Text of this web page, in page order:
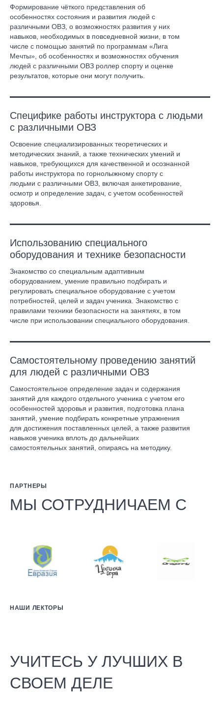
Формирование чёткого представления об
особенностях состояния и развития людей с
различными ОВЗ, о возможностях развития у них
навыков, необходимых в повседневной жизни, в том
числе с помощью занятий по программам «Лига
Мечты», об особенностях и возможностях обучения
людей с различными ОВЗ роллер спорту и оценке
результатов, которые они могут получить.
Специфике работы инструктора с людьми
с различными ОВЗ
Освоение специализированных теоретических и
методических знаний, а также технических умений и
навыков, требующихся для качественной и осознанной
работы инструктора по горнолыжному спорту с
людьми с различными ОВЗ, включая анкетирование,
осмотр и определение задач, с учетом особенностей
здоровья.
Использованию специального
оборудования и технике безопасности
Знакомство со специальным адаптивным
оборудованием, умение правильно подбирать и
регулировать специальное оборудование с учетом
потребностей, целей и задач ученика. Знакомство с
правилами техники безопасности на занятиях, в том
числе при использовании специального оборудования.
Самостоятельному проведению занятий
для людей с различными ОВЗ
Самостоятельное определение задач и содержания
занятий для каждого отдельного ученика с учетом его
особенностей здоровья и развития, подготовка плана
занятий, умение подбирать конкретные упражнения
для достижения поставленных целей, а также развития
навыков ученика вплоть до дальнейших
самостоятельных занятий, опираясь на методику.
ПАРТНЕРЫ
МЫ СОТРУДНИЧАЕМ С
НАШИ ЛЕКТОРЫ
УЧИТЕСЬ У ЛУЧШИХ В
СВОЕМ ДЕЛЕ